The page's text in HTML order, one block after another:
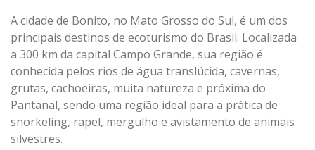
A cidade de Bonito, no Mato Grosso do Sul, é um dos
principais destinos de ecoturismo do Brasil. Localizada
a 300 km da capital Campo Grande, sua região é
conhecida pelos rios de água translúcida, cavernas,
grutas, cachoeiras, muita natureza e próxima do
Pantanal, sendo uma região ideal para a prática de
snorkeling, rapel, mergulho e avistamento de animais
silvestres.